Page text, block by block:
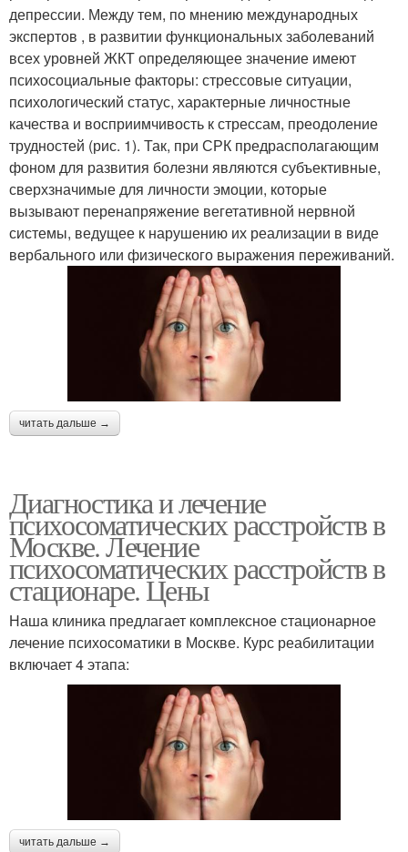
депрессии. Между тем, по мнению международных
экспертов , в развитии функциональных заболеваний
всех уровней ЖКТ определяющее значение имеют
психосоциальные факторы: стрессовые ситуации,
психологический статус, характерные личностные
качества и восприимчивость к стрессам, преодоление
трудностей (рис. 1). Так, при СРК предрасполагающим
фоном для развития болезни являются субъективные,
сверхзначимые для личности эмоции, которые
вызывают перенапряжение вегетативной нервной
системы, ведущее к нарушению их реализации в виде
вербального или физического выражения переживаний.
читать дальше →
Диагностика и лечение
психосоматических расстройств в
Москве. Лечение
психосоматических расстройств в
стационаре. Цены
Наша клиника предлагает комплексное стационарное
лечение психосоматики в Москве. Курс реабилитации
включает 4 этапа:
читать дальше →